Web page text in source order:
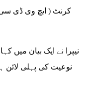
کرنٹ ( ایچ وی ڈی سی
نیپرا نے ایک بیان میں
نوعیت کی پہلی